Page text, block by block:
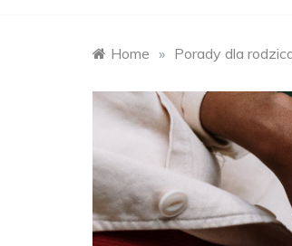
Home » Porady dla